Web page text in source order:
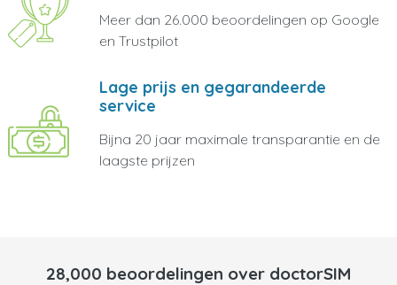
Meer dan 26.000 beoordelingen op Google
en Trustpilot
Lage prijs en gegarandeerde
service
Bijna 20 jaar maximale transparantie en de
laagste prijzen
28,000 beoordelingen over doctorSIM